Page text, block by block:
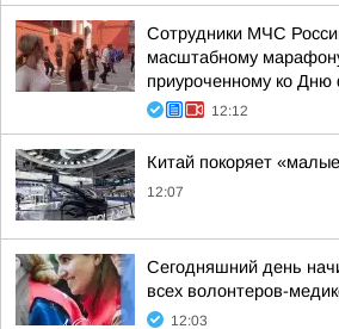
Сотрудники МЧС
масштабному
приуроченному ко Дню
12:12
Китай покоряет
12:07
Сегодняшний день
всех волонтеров-
12:03